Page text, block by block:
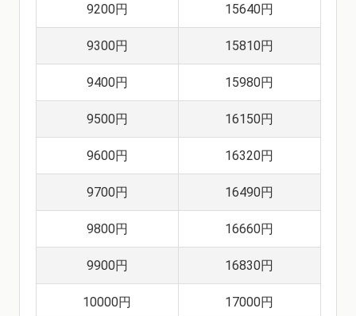
9200円 15640円
9300円 15810円
9400円 15980円
9500円 16150円
9600円 16320円
9700円 16490円
9800円 16660円
9900円 16830円
10000円 17000円